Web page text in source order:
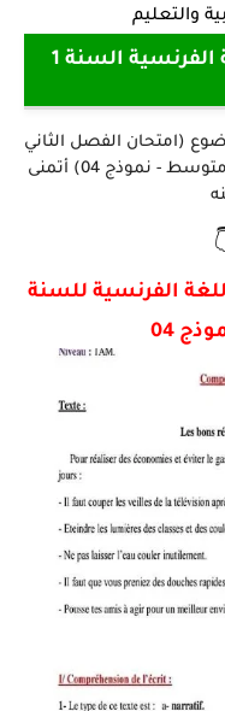
والتعليم
فروض و اختبارات مادة اللغة الفرنسية السنة 1
(امتحان الفصل الثاني
في مادة اللغة الفرنسية للسنة الاولى متوسط - نموذج 04) أتمنى
الفرنسية للسنة
04